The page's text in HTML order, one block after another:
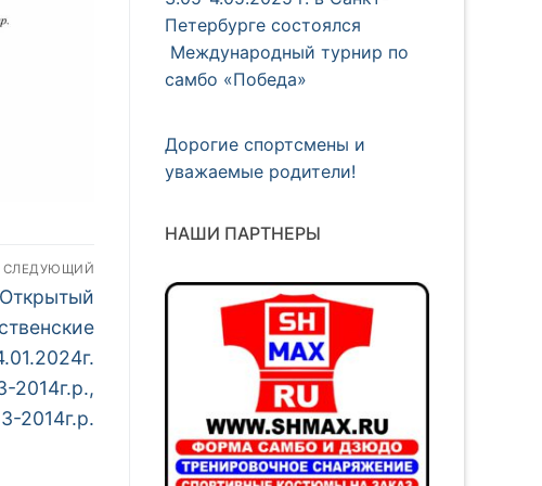
СЛЕДУЮЩИЙ
2014г.р.,
2014г.р.
Петербурге состоялся
Международный турнир по
самбо «Победа»
Дорогие спортсмены и
уважаемые родители!
НАШИ ПАРТНЕРЫ